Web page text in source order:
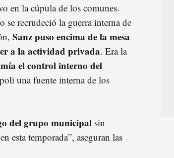
en la cúpula de los comunes.
se recrudeció la guerra interna de
Sanz puso encima de la mesa
a la actividad privada. Era la
el control interno del
una fuente interna de los
del grupo municipal sin
en esta temporada”, aseguran las